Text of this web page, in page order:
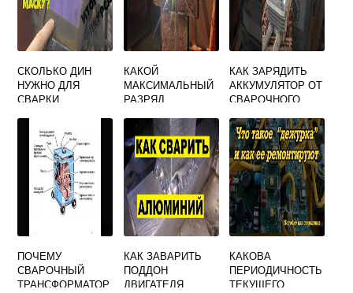
СКОЛЬКО ДИН
НУЖНО ДЛЯ
СВАРКИ
КАКОЙ
МАКСИМАЛЬНЫЙ
РАЗРЯД
КАК ЗАРЯДИТЬ
АККУМУЛЯТОР ОТ
СВАРОЧНОГО
РЕСАНТА
ПОЧЕМУ
СВАРОЧНЫЙ
ТРАНСФОРМАТОР
КАК ЗАВАРИТЬ
ПОДДОН
ДВИГАТЕЛЯ
КАКОВА
ПЕРИОДИЧНОСТЬ
ТЕКУЩЕГО